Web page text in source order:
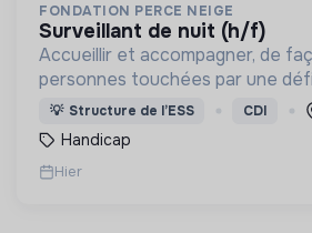
FONDATION PERCE NEIGE
surveillant de nuit (h/f)
Accueillir et accompagner, de
personnes touchées par une
un handicap physique ou
💡 Structure de l’ESS CDI
Handicap
Hier